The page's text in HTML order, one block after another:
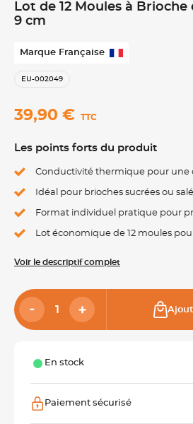
Lot de 12 Moules à
9 cm
Marque Française
EU-002049
39,90 € TTC
Les points forts du produit
Conductivité thermique pour une
Idéal pour brioches sucrées ou
Format individuel pratique pour
Lot économique de 12 moules
Voir le descriptif complet
En stock
Paiement sécurisé